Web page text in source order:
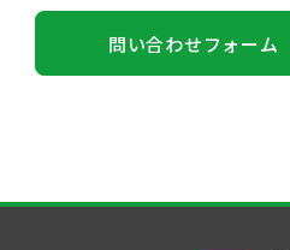
問い合わせフォーム